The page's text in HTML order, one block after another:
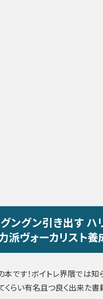
ングン引き出す ハ
派ヴォーカリスト養
です！ボイトレ界隈では知
くらい有名且つ良く出来た書